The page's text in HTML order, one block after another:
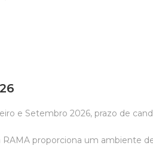
e Setembro 2026, prazo de
proporciona um ambiente